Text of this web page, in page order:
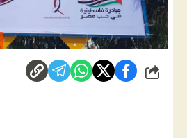
شارك